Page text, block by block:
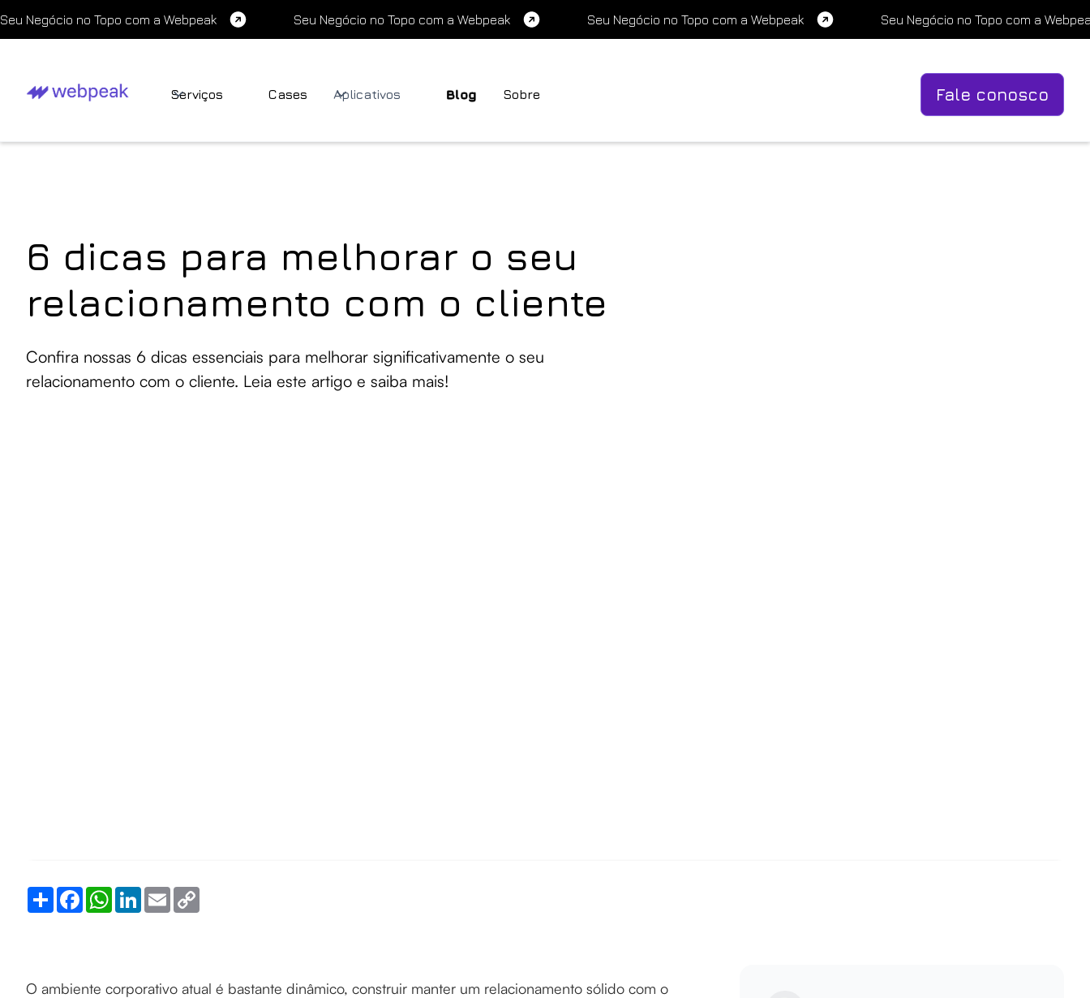
Seu Negócio no Topo com a Webpeak Seu Negócio no Topo com a Webpeak Seu Negócio no Topo com a Webpeak Seu Negócio no Topo com a
Serviços Cases Aplicativos Blog Sobre Fale conosco
6 dicas para melhorar o seu
relacionamento com o cliente
Confira nossas 6 dicas essenciais para melhorar significativamente o seu
relacionamento com o cliente. Leia este artigo e saiba mais!
Share FacebookWhatsApp
LinkedInEmail
O ambiente corporativo atual é bastante dinâmico, construir manter um relacionamento sólido com o